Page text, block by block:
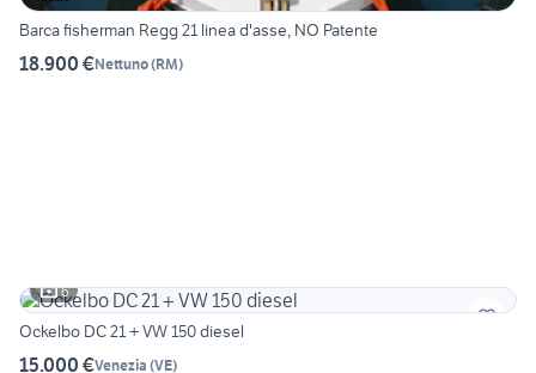
Barca fisherman Regg 21 linea d'asse, NO Patente
18.900 €Nettuno(RM)
6
Ockelbo DC 21 + VW 150 diesel
15.000 €Venezia (VE)